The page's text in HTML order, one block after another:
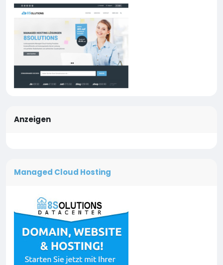
Anzeigen
Managed Cloud Hosting